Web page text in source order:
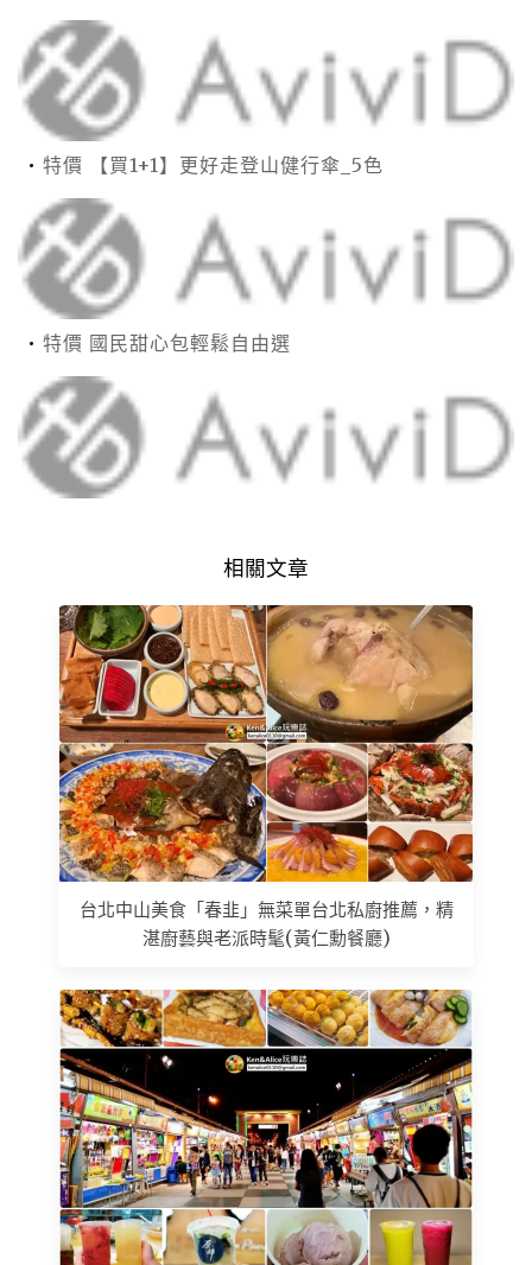
特價 【買1+1】更好走登山健行傘_5色
特價 國民甜心包輕鬆自由選
相關文章
台北中山美食「春韭」無菜單台北私廚推薦，精
湛廚藝與老派時髦(黃仁勳餐廳)